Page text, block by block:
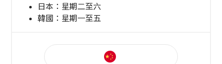
日本：星期二至六
韓國：星期一至五